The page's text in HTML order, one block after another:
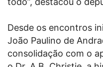
Desde os encontros
João Paulino de
consolidação com o